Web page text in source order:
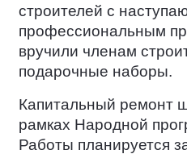
строителей с
профессиональным
вручили членам
подарочные наборы.
Капитальный ремонт
рамках Народной
Работы планируется